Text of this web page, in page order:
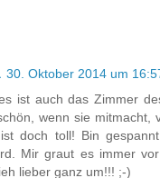
30. Oktober 2014 um
ist auch das Zimmer
wenn sie mitmacht,
doch toll! Bin
Mir graut es immer vor
lieber ganz um!!! ;-)